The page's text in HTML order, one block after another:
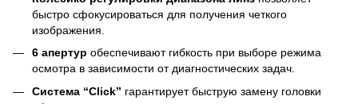
быстро сфокусироваться для получения четкого
изображения.
6 апертур обеспечивают гибкость при выборе режима
осмотра в зависимости от диагностических задач.
Система “Click” гарантирует быструю замену головки